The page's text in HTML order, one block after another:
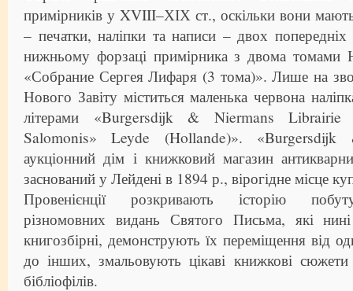
примірників у XVIII–ХІХ ст., оскільки вони
– печатки, наліпки та написи – двох попередніх
нижньому форзаці примірника з двома томами
«Собрание Сергея Лифаря (3 тома)». Лише на
Нового Завіту міститься маленька червона
літерами «Burgersdijk & Niermans Librairie
Salomonis» Leyde (Hollande)».
аукціонний дім і книжковий магазин
заснований у Лейдені в 1894 р., вірогідне місце
Провенієнції розкривають історію
різномовних видань Святого Письма, які
книгозбірні, демонструють їх переміщення від
до інших, змальовують цікаві книжкові сюжети
бібліофілів.